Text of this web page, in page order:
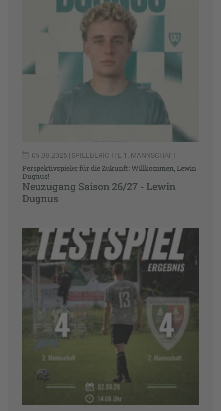
05.08.2026 | SPIELBERICHTE 1. MANNSCHAFT
Perspektivspieler für die Zukunft: Willkommen, Lewin
Dugnus!
Neuzugang Saison 26/27 - Lewin
Dugnus